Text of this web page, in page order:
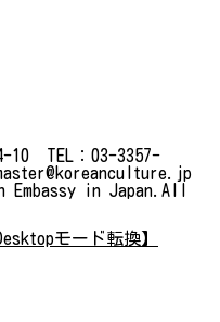
10 TEL：03-3357-
in Japan.All
モード転換】